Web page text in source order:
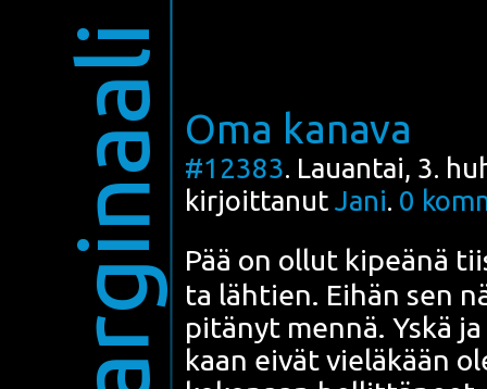
marginaali Oma kanava
#12383. Lauantai, 3.
kirjoittanut Jani. 0
Pää on ollut kipeä­nä
ta läh­tien. Eihän sen
pitä­nyt men­nä. Yskä
kaan eivät vie­lä­kään